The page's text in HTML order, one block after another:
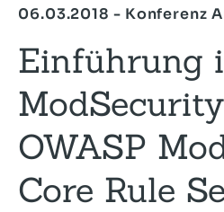
06.03.2018 - Konferenz
Einführung
OWASP
Core Rule